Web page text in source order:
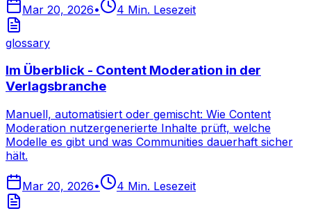
Mar 20, 2026• 4 Min. Lesezeit
glossary
Im Überblick - Content Moderation in der
Verlagsbranche
Manuell, automatisiert oder gemischt: Wie Content
Moderation nutzergenerierte Inhalte prüft, welche
Modelle es gibt und was Communities dauerhaft sicher
hält.
Mar 20, 2026• 4 Min. Lesezeit